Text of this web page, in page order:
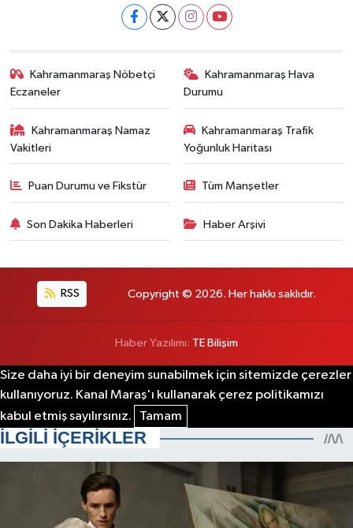
Kahramanmaraş Nöbetçi
Eczaneler
Kahramanmaraş Hava
Durumu
Kahramanmaraş Namaz
Vakitleri
Kahramanmaraş Trafik
Yoğunluk Haritası
Puan Durumu ve Fikstür Tüm Manşetler
Son Dakika Haberleri Haber Arşivi
RSS Copyright © 2026. Her hakkı saklıdır.
Haber Yazılımı: TE Bilişim
Size daha iyi bir deneyim sunabilmek için sitemizde çerezler
kullanıyoruz. Kanal Maraş'ı kullanarak çerez politikamızı
kabul etmiş sayılırsınız.
Tamam